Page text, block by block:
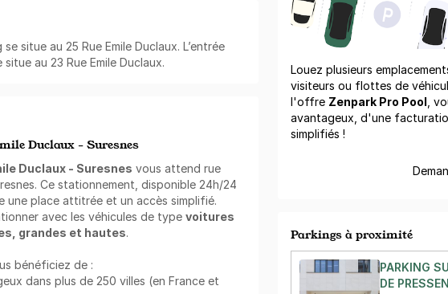
se situe au 25 Rue Emile Duclaux. L’entrée
au 23 Rue Emile Duclaux.
Duclaux - Suresnes
Duclaux - Suresnes vous attend rue
Ce stationnement, disponible 24h/24
une place attitrée et un accès simplifié.
avec les véhicules de type voitures
grandes et hautes.
bénéficiez de :
dans plus de 250 villes (en France et
Louez plusieurs
visiteurs ou flottes de
l'offre Zenpark Pro Pool ,
avantageux, d'une
simplifiés !
Parkings à proximité
PARKING
DE